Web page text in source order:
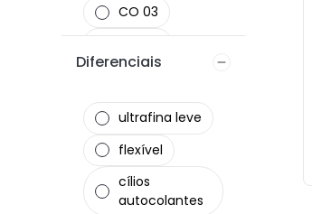
CO 03
Laranja
Diferenciais
ultrafina leve
flexível
cílios
autocolantes